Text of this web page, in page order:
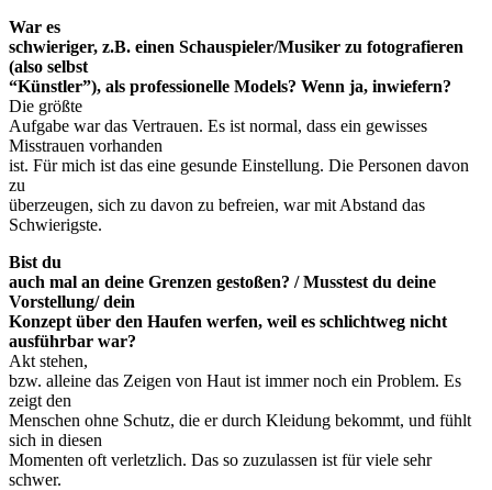
War es
schwieriger, z.B. einen Schauspieler/Musiker zu fotografieren
(also selbst
“Künstler”), als professionelle Models? Wenn ja, inwiefern?
Die größte
Aufgabe war das Vertrauen. Es ist normal, dass ein gewisses
Misstrauen vorhanden
ist. Für mich ist das eine gesunde Einstellung. Die Personen davon
zu
überzeugen, sich zu davon zu befreien, war mit Abstand das
Schwierigste.
Bist du
auch mal an deine Grenzen gestoßen? / Musstest du deine
Vorstellung/ dein
Konzept über den Haufen werfen, weil es schlichtweg nicht
ausführbar war?
Akt stehen,
bzw. alleine das Zeigen von Haut ist immer noch ein Problem. Es
zeigt den
Menschen ohne Schutz, die er durch Kleidung bekommt, und fühlt
sich in diesen
Momenten oft verletzlich. Das so zuzulassen ist für viele sehr
schwer.